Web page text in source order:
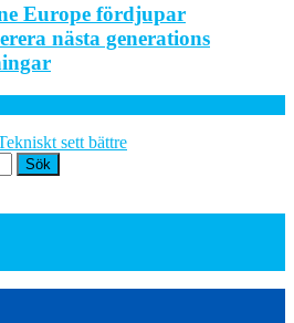
Europe fördjupar
nästa generations
sett bättre